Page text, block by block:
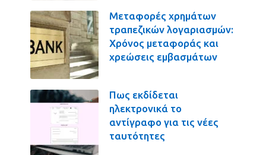
Μεταφορές χρημάτων
τραπεζικών λογαριασμών:
Χρόνος μεταφοράς και
χρεώσεις εμβασμάτων
Πως εκδίδεται
ηλεκτρονικά το
αντίγραφο για τις νέες
ταυτότητες